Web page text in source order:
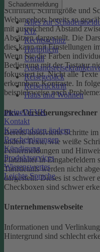
Schadenmeldung
Alles zur
Kfz
Rechtsschutz
Haftpflicht
Unfall
Reisegepäck
Reiserücktritt
Haus und Wohnen
meineDEVK
Kontakt
Kundendaten ändern
Bescheinigungen
Kündigung
Produktservices
Wissenswertes
Leichte Sprache
Schriftart, Schriftgröße und
Webangebots bereits so
mit ausreichend Abstand
Absätzen dargestellt. Die
dies kann mit Einstellungen
Wenn Sie die Farben
Bedienung mit der Tastatur
fokussiert ist.Nicht alle Texte
erkennbare Kontraste. In
beispielsweise noch Probleme:
Pkw-Versicherungsrechner
Bereits absolvierte Schritte
andere Texte, wie weiße
Fehlermeldungen und
Platzhalter in Eingabefeldern
Tarifdetails werden nicht
dargestellt. Dieses ist schwer
Checkboxen sind schwer
Unternehmenswebseite
Informationen und
Hintergrund sind schlecht